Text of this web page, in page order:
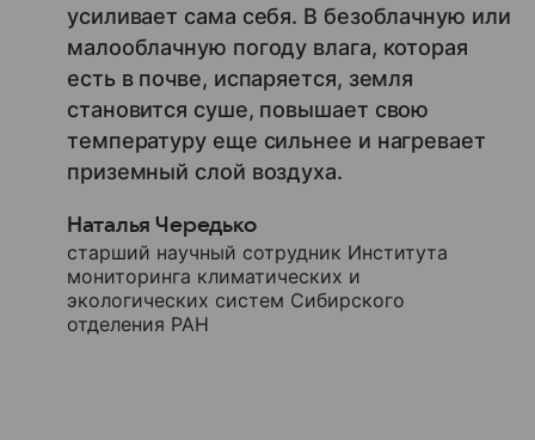
усиливает сама себя. В безоблачную или
малооблачную погоду влага, которая
есть в почве, испаряется, земля
становится суше, повышает свою
температуру еще сильнее и нагревает
приземный слой воздуха.
Наталья Чередько
старший научный сотрудник Института
мониторинга климатических и
экологических систем Сибирского
отделения РАН